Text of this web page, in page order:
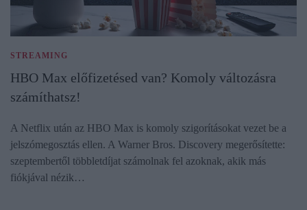
STREAMING
HBO Max előfizetésed van? Komoly változásra
számíthatsz!
A Netflix után az HBO Max is komoly szigorításokat vezet be a
jelszómegosztás ellen. A Warner Bros. Discovery megerősítette:
szeptembertől többletdíjat számolnak fel azoknak, akik más
fiókjával nézik…